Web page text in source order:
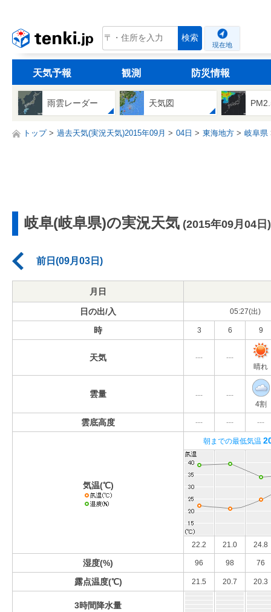
tenki.jp 検索
現在地
天気予報 観測 防災情報
雨雲レーダー 天気図
トップ 過去天気(実況天気)2015年09月 04日 東海地方 岐阜県
岐阜(岐阜県)の実況天気 (2015年09月04日)
前日(09月03日)
月日
日の出/入 05:27(出)
時 3 6 9
天気 ---
---
晴れ
雲量 ---
---
4割
雲底高度 --- --- ---
気温(℃)
朝までの最低気温
22.2 21.0 24.8
湿度(%) 96 98 76
露点温度(℃) 21.5 20.7 20.3
3時間降水量